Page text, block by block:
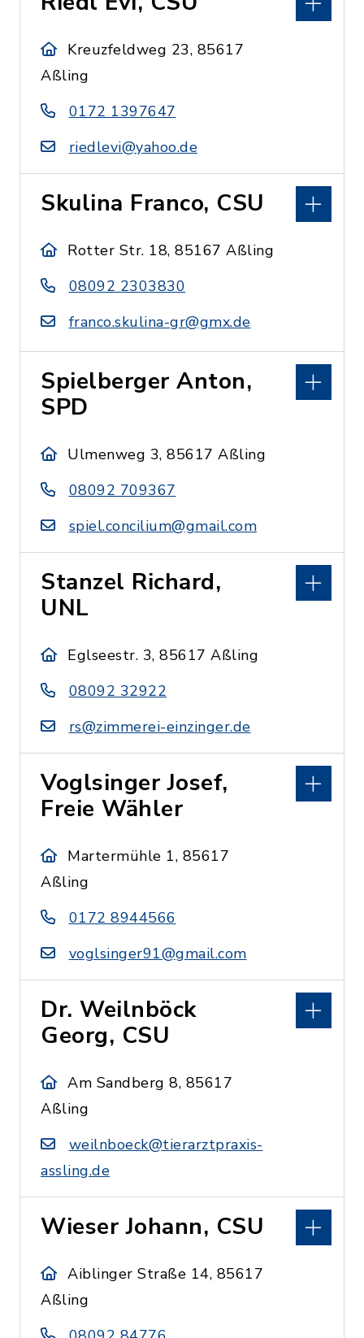
Kreuzfeldweg 23, 85617
Aßling
0172 1397647
riedlevi@yahoo.de
Skulina Franco, CSU
Rotter Str. 18, 85167 Aßling
08092 2303830
franco.skulina-gr@gmx.de
Spielberger Anton,
SPD
Ulmenweg 3, 85617 Aßling
08092 709367
spiel.concilium@gmail.com
Stanzel Richard,
UNL
Eglseestr. 3, 85617 Aßling
08092 32922
rs@zimmerei-einzinger.de
Voglsinger Josef,
Freie Wähler
Martermühle 1, 85617
Aßling
0172 8944566
voglsinger91@gmail.com
Dr. Weilnböck
Georg, CSU
Am Sandberg 8, 85617
Aßling
weilnboeck@tierarztpraxis-
assling.de
Wieser Johann, CSU
Aiblinger Straße 14, 85617
Aßling